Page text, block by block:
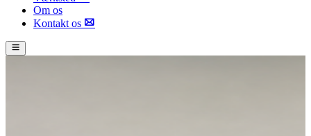
Om os
Kontakt os